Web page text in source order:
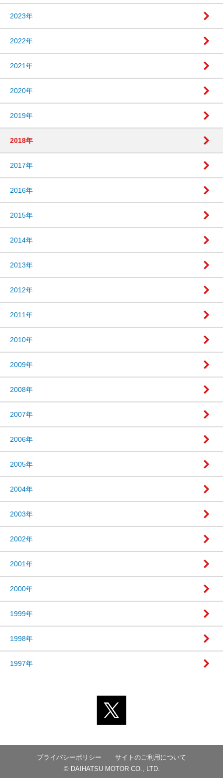
2023年
2022年
2021年
2020年
2019年
2018年
2017年
2016年
2015年
2014年
2013年
2012年
2011年
2010年
2009年
2008年
2007年
2006年
2005年
2004年
2003年
2002年
2001年
2000年
1999年
1998年
1997年
プライバシーポリシー
サイトのご利用について
© DAIHATSU MOTOR CO., LTD.